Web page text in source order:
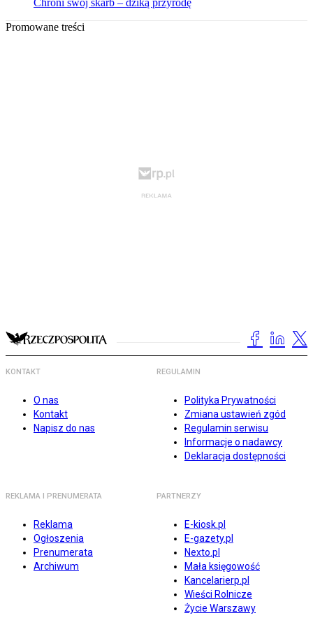
Chroni swój skarb – dziką przyrodę
Promowane treści
KONTAKT
O nas
Kontakt
Napisz do nas
REGULAMIN
Polityka Prywatności
Zmiana ustawień zgód
Regulamin serwisu
Informacje o nadawcy
Deklaracja dostępności
REKLAMA I PRENUMERATA
Reklama
Ogłoszenia
Prenumerata
Archiwum
PARTNERZY
E-kiosk.pl
E-gazety.pl
Nexto.pl
Mała księgowość
Kancelarierp.pl
Wieści Rolnicze
Życie Warszawy